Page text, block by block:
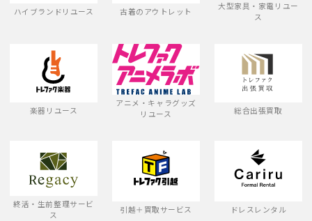
ハイブランドリユース 古着のアウトレット
大型家具・家電リユー
ス
楽器リユース
アニメ・キャラグッズ
リユース
総合出張買取
終活・生前整理サービ
ス
引越＋買取サービス ドレスレンタル